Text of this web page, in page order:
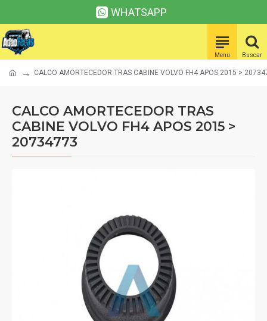
WHATSAPP
CALCO AMORTECEDOR TRAS CABINE VOLVO FH4 APOS 2015 >
CALCO AMORTECEDOR TRAS
CABINE VOLVO FH4 APOS 2015 >
20734773